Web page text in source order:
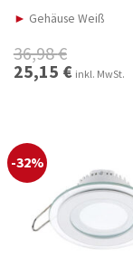
► Gehäuse Weiß
36,98€
Ursprünglicher
Preis
25,15 €Aktueller
Preis
inkl. MwSt.
-32%